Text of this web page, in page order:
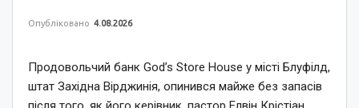
Опубліковано 4.08.2026
Продовольчий банк God’s Store House у місті Блуфілд,
штат Західна Вірджинія, опинився майже без запасів